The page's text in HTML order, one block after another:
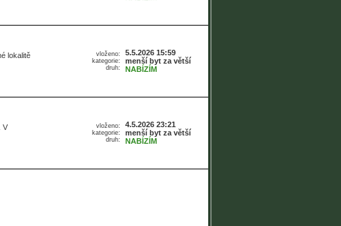
lokalitě
vloženo:
kategorie:
druh:
5.5.2026 15:59
menší byt za větší
NABÍZÍM
V
vloženo:
kategorie:
druh:
4.5.2026 23:21
menší byt za větší
NABÍZÍM